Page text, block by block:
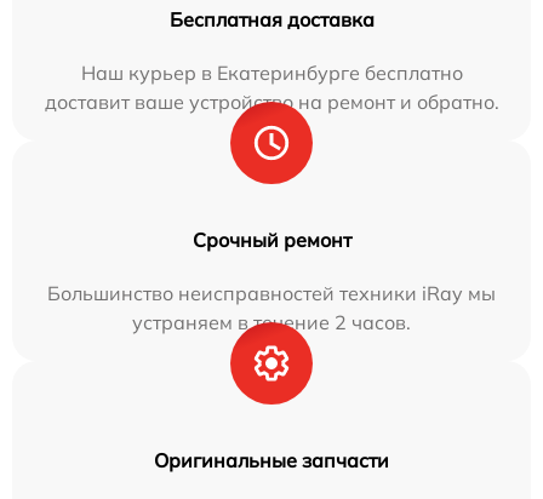
Бесплатная доставка
Наш курьер в Екатеринбурге бесплатно
доставит ваше устройство на ремонт и обратно.
Срочный ремонт
Большинство неисправностей техники iRay мы
устраняем в течение 2 часов.
Оригинальные запчасти